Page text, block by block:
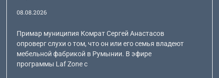
08.08.2026
Примар муниципия Комрат Сергей Анастасов
опроверг слухи о том, что он или его семья владеют
мебельной фабрикой в Румынии. В эфире
программы Laf Zone с